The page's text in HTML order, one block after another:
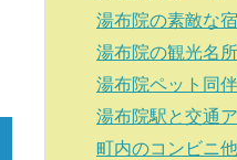
湯布院の素敵な
湯布院の観光名
湯布院ペット同
湯布院駅と交通
町内のコンビニ